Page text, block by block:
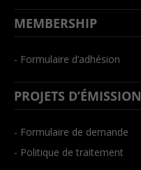
MEMBERSHIP
- Formulaire d’adhésion
PROJETS D’ÉMISSION
- Formulaire de demande
- Politique de traitement